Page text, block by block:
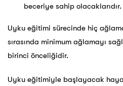
beceriye sahip olacaklarıdır.
Uyku eğitimi sürecinde hiç
sırasında minimum ağlamayı
birinci önceliğidir.
Uyku eğitimiyle başlayacak